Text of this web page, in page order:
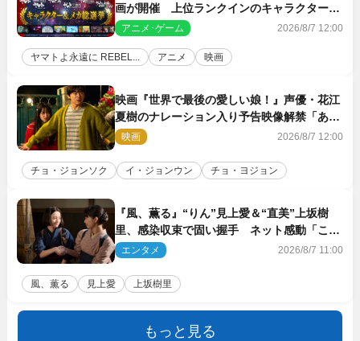
画が開催 上位ランクインのキャラクター＆
メカは新規描き下ろしイラストを制作
アニメ･ゲーム 2026/8/7 12:00
ヤマトよ永遠に REBEL... アニメ 映画
映画『世界で最後の愛しい娘！』声優・花江
夏樹のナレーション入り予告映像解禁「あふ
れ出る温かさに涙が止まらない！」
映画 2026/8/7 12:00
チョ・ジョンソク イ・ジョンウン チョ・ヨジョン
『風、薫る』“りん”見上愛＆“直美”上坂樹
里、感染収束で固い握手 ネット感動「この
バディは最強」「アツい」
エンタメ 2026/8/7 11:00
風、薫る 見上愛 上坂樹里
もっと見る